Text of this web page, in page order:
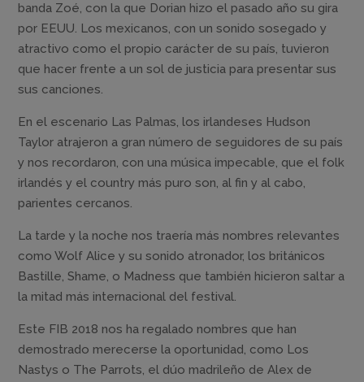
banda Zoé, con la que Dorian hizo el pasado año su gira
por EEUU. Los mexicanos, con un sonido sosegado y
atractivo como el propio carácter de su país, tuvieron
que hacer frente a un sol de justicia para presentar sus
sus canciones.
En el escenario Las Palmas, los irlandeses Hudson
Taylor atrajeron a gran número de seguidores de su país
y nos recordaron, con una música impecable, que el folk
irlandés y el country más puro son, al fin y al cabo,
parientes cercanos.
La tarde y la noche nos traería más nombres relevantes
como Wolf Alice y su sonido atronador, los británicos
Bastille, Shame, o Madness que también hicieron saltar a
la mitad más internacional del festival.
Este FIB 2018 nos ha regalado nombres que han
demostrado merecerse la oportunidad, como Los
Nastys o The Parrots, el dúo madrileño de Alex de